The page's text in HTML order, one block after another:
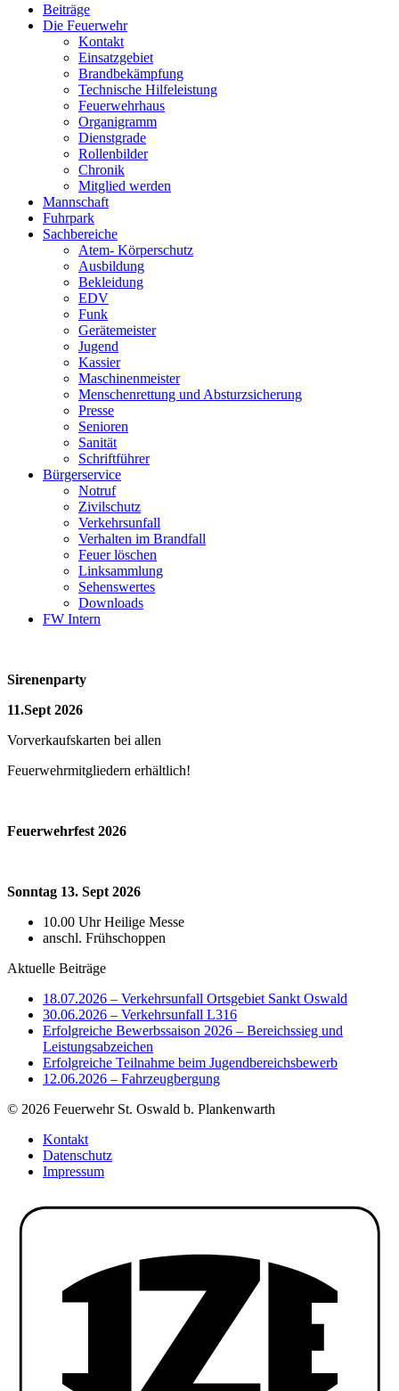
Beiträge
Die Feuerwehr
Kontakt
Einsatzgebiet
Brandbekämpfung
Technische Hilfeleistung
Feuerwehrhaus
Organigramm
Dienstgrade
Rollenbilder
Chronik
Mitglied werden
Mannschaft
Fuhrpark
Sachbereiche
Atem- Körperschutz
Ausbildung
Bekleidung
EDV
Funk
Gerätemeister
Jugend
Kassier
Maschinenmeister
Menschenrettung und Absturzsicherung
Presse
Senioren
Sanität
Schriftführer
Bürgerservice
Notruf
Zivilschutz
Verkehrsunfall
Verhalten im Brandfall
Feuer löschen
Linksammlung
Sehenswertes
Downloads
FW Intern
Sirenenparty
11.Sept 2026
Vorverkaufskarten bei allen
Feuerwehrmitgliedern erhältlich!
Feuerwehrfest 2026
Sonntag 13. Sept 2026
10.00 Uhr Heilige Messe
anschl. Frühschoppen
Aktuelle Beiträge
18.07.2026 – Verkehrsunfall Ortsgebiet Sankt Oswald
30.06.2026 – Verkehrsunfall L316
Erfolgreiche Bewerbssaison 2026 – Bereichssieg und
Leistungsabzeichen
Erfolgreiche Teilnahme beim Jugendbereichsbewerb
12.06.2026 – Fahrzeugbergung
© 2026 Feuerwehr St. Oswald b. Plankenwarth
Kontakt
Datenschutz
Impressum